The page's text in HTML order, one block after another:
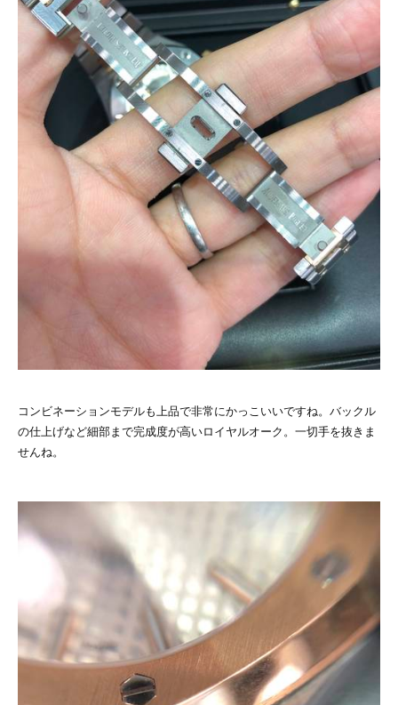
コンビネーションモデルも上品で非常にかっこいいですね。バックル
の仕上げなど細部まで完成度が高いロイヤルオーク。一切手を抜きま
せんね。